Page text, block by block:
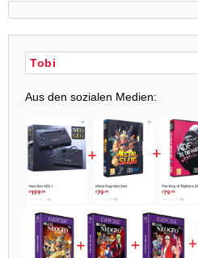
Tobi
Aus den sozialen Medien: